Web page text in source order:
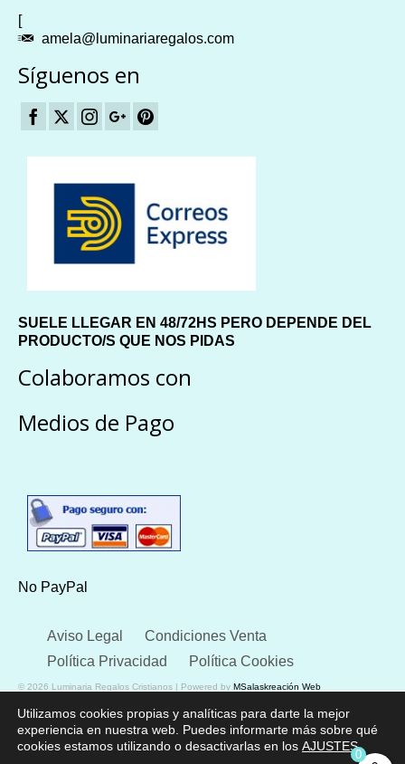
[
amela@luminariaregalos.com
Síguenos en
SUELE LLEGAR EN 48/72HS PERO DEPENDE DEL
PRODUCTO/S QUE NOS PIDAS
Colaboramos con
Medios de Pago
No PayPal
Aviso Legal
Condiciones Venta
Política Privacidad
Política Cookies
© 2026 Luminaria Regalos Cristianos | Powered by MSalaskreación Web
0
Utilizamos cookies propias y analíticas para darte la mejor
experiencia en nuestra web. Puedes informarte más sobre qué
cookies estamos utilizando o desactivarlas en los AJUSTES.